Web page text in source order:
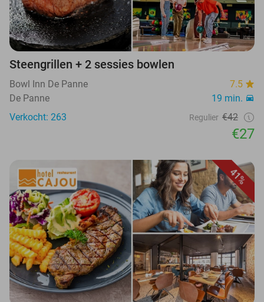
Steengrillen + 2 sessies bowlen
Bowl Inn De Panne
7.5
De Panne
19 min.
Verkocht: 263
Regulier €42
€27
41%